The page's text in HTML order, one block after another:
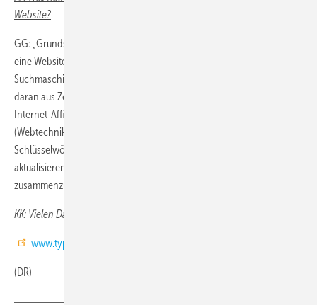
Website?
GG: „Grundsätzlich sind neue Inhalte, z.B. in Form eines Blogs, für
eine Website immer positiv. Dies verbessert das Ranking für
Suchmaschinen. Erfahrungsgemäß scheitern die meisten im Alltag
daran aus Zeitmangel. Die bessere Strategie, wenn Sie keine große
Internet-Affinität haben: Die Website von einem Profi technisch
(Webtechnik / Suchmaschinenoptimierung) und inhaltlich (Relevanz /
Schlüsselwörter) optimal aufsetzen zu lassen und gelegentlich zu
aktualisieren, ist besser, als ohne jede Optimierung selbst
zusammenzubasteln.
KK: Vielen Dank für das Gespräch.
www.typourban.de
(DR)